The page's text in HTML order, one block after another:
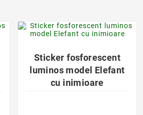
Sticker fosforescent
luminos model Elefant
cu inimioare